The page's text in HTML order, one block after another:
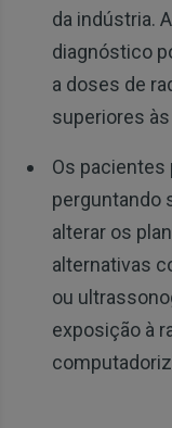
da indústria.
diagnóstico
a doses de
superiores
Os
perguntando
alterar os
alternativas
ou
exposição à